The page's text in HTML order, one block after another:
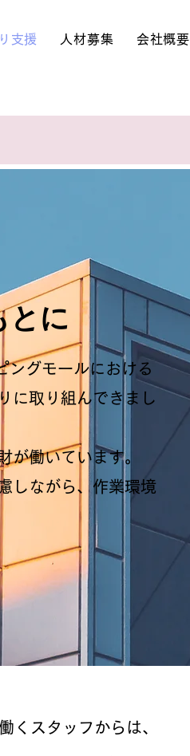
支援 人材募集 会社概要
とに
グモールにおける
に取り組んできまし
が働いています。
しながら、作業環境
くスタッフからは、